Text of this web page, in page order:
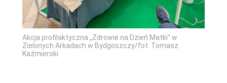
Akcja profilaktyczna „Zdrowie na Dzień Matki" w
Zielonych Arkadach w Bydgoszczy/fot. Tomasz
Kaźmierski